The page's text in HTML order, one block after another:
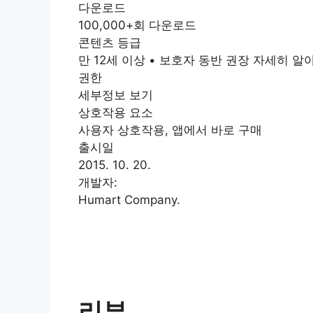
다운로드
100,000+회 다운로드
콘텐츠 등급
만 12세 이상 • 보호자 동반 권장 자세히 알
권한
세부정보 보기
상호작용 요소
사용자 상호작용, 앱에서 바로 구매
출시일
2015. 10. 20.
개발자:
Humart Company.